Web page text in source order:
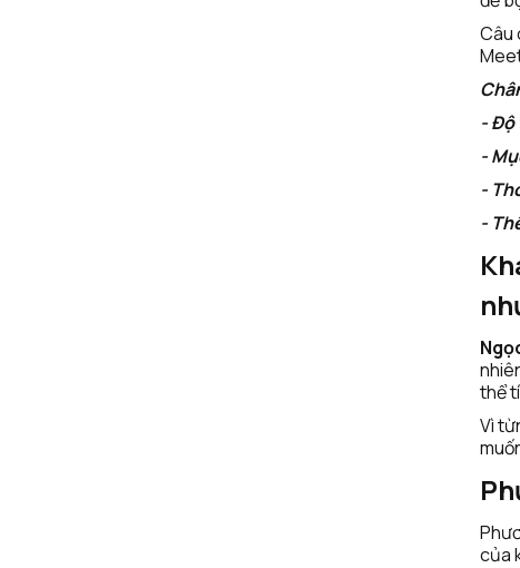
Câu
-
-
-
-
thể
Vì
của